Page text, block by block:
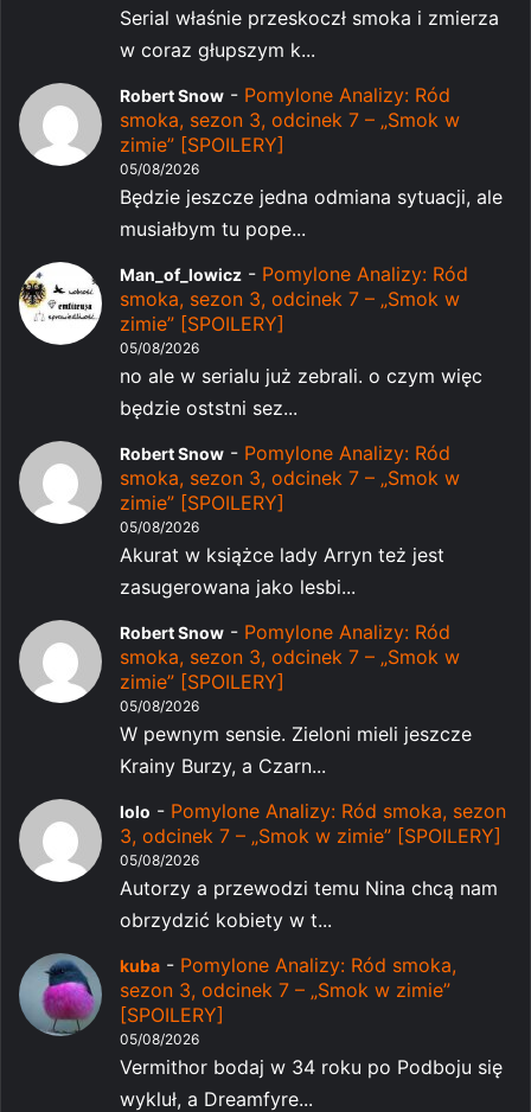
Serial właśnie przeskoczł smoka i zmierza
w coraz głupszym k...
Robert Snow - Pomylone Analizy: Ród
smoka, sezon 3, odcinek 7 – „Smok w
zimie” [SPOILERY]
05/08/2026
Będzie jeszcze jedna odmiana sytuacji, ale
musiałbym tu pope...
Man_of_lowicz - Pomylone Analizy: Ród
smoka, sezon 3, odcinek 7 – „Smok w
zimie” [SPOILERY]
05/08/2026
no ale w serialu już zebrali. o czym więc
będzie oststni sez...
Robert Snow - Pomylone Analizy: Ród
smoka, sezon 3, odcinek 7 – „Smok w
zimie” [SPOILERY]
05/08/2026
Akurat w książce lady Arryn też jest
zasugerowana jako lesbi...
Robert Snow - Pomylone Analizy: Ród
smoka, sezon 3, odcinek 7 – „Smok w
zimie” [SPOILERY]
05/08/2026
W pewnym sensie. Zieloni mieli jeszcze
Krainy Burzy, a Czarn...
lolo - Pomylone Analizy: Ród smoka, sezon
3, odcinek 7 – „Smok w zimie” [SPOILERY]
05/08/2026
Autorzy a przewodzi temu Nina chcą nam
obrzydzić kobiety w t...
kuba - Pomylone Analizy: Ród smoka,
sezon 3, odcinek 7 – „Smok w zimie”
[SPOILERY]
05/08/2026
Vermithor bodaj w 34 roku po Podboju się
wykluł, a Dreamfyre...